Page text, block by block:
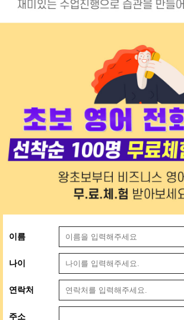
이름
나이
연락처
주소